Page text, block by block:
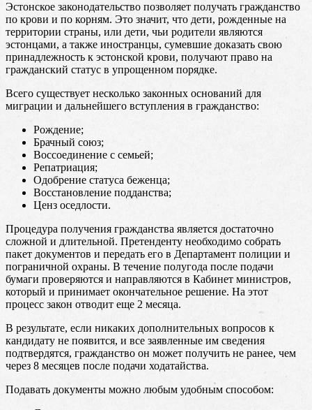
Эстонское законодательство позволяет получать гражданство
по крови и по корням. Это значит, что дети, рожденные на
территории страны, или дети, чьи родители являются
эстонцами, а также иностранцы, сумевшие доказать свою
принадлежность к эстонской крови, получают право на
гражданский статус в упрощенном порядке.
Всего существует несколько законных оснований для
миграции и дальнейшего вступления в гражданство:
Рождение;
Брачный союз;
Воссоединение с семьей;
Репатриация;
Одобрение статуса беженца;
Восстановление подданства;
Ценз оседлости.
Процедура получения гражданства является достаточно
сложной и длительной. Претенденту необходимо собрать
пакет документов и передать его в Департамент полиции и
пограничной охраны. В течение полугода после подачи
бумаги проверяются и направляются в Кабинет министров,
который и принимает окончательное решение. На этот
процесс закон отводит еще 2 месяца.
В результате, если никаких дополнительных вопросов к
кандидату не появится, и все заявленные им сведения
подтвердятся, гражданство он может получить не ранее, чем
через 8 месяцев после подачи ходатайства.
Подавать документы можно любым удобным способом: